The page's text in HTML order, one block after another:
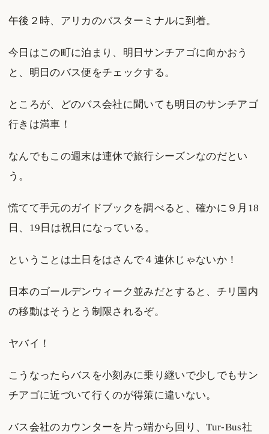
午後２時、アリカのバスターミナルに到着。
今日はこの町に泊まり、明日サンチアゴに向かおう
と、明日のバス便をチェックする。
ところが、どのバス会社に聞いても明日のサンチアゴ
行きは満車！
なんでもこの週末は連休で旅行シーズンなのだとい
う。
慌てて手元のガイドブックを調べると、確かに９月18
日、19日は祝日になっている。
ということは土日をはさんで４連休じゃないか！
日本のゴールデンウィーク並みだとすると、チリ国内
の移動はそうとう制限されるぞ。
ヤバイ！
こうなったらバスを小刻みに乗り継いで少しでもサン
チアゴに近づいて行くのが得策に違いない。
バス会社のカウンターを片っ端から回り、Tur-Bus社